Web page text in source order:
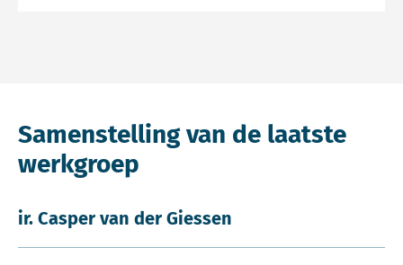
Samenstelling van de laatste
werkgroep
ir. Casper van der Giessen